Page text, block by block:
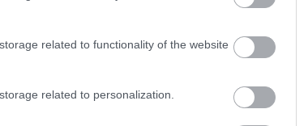
related to functionality of the website
related to personalization.
(Stop